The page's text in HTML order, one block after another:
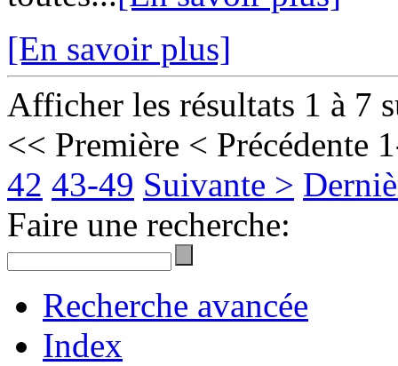
[En savoir plus]
Afficher les résultats 1 à 7
<< Première < Précédente
42 43-49 Suivante >
Faire une recherche:
Recherche avancée
Index